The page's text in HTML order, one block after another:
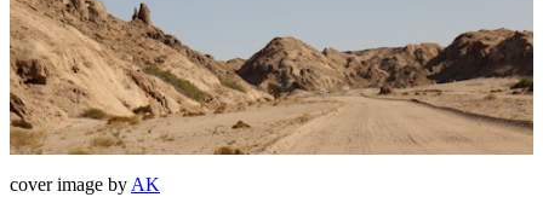
cover image byAK